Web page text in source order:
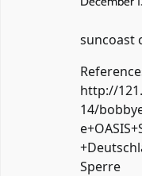
suncoast
http://
14/
Sperre